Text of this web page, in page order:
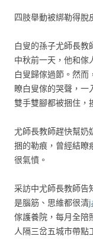
四肢舉動被綁勒得脫
白叟的孫子尤師長
中秋前一天，他和傢
白叟歸傢過節。然
瞭白叟傢的哭聲，一
雙手雙腳都被捆住，
尤師長教師趕快幫奶
捆的勒痕，曾經結瞭
很氣憤。
采訪中尤師長教師告
是腦筋、思維都很清
傢護養院，每月全陪
人隔三岔五城市帶點